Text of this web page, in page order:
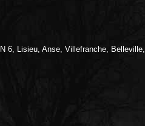
6, Lisieu, Anse, Villefranche, Belleville,